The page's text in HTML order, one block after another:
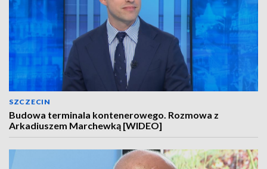
SZCZECIN
Budowa terminala kontenerowego. Rozmowa z
Arkadiuszem Marchewką [WIDEO]